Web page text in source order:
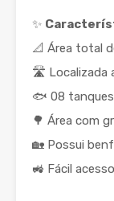
✨
📐 Área total
🛣️ Localizada
🐟 08
🌳 Área com
🏡 Possui
🚜 Fácil